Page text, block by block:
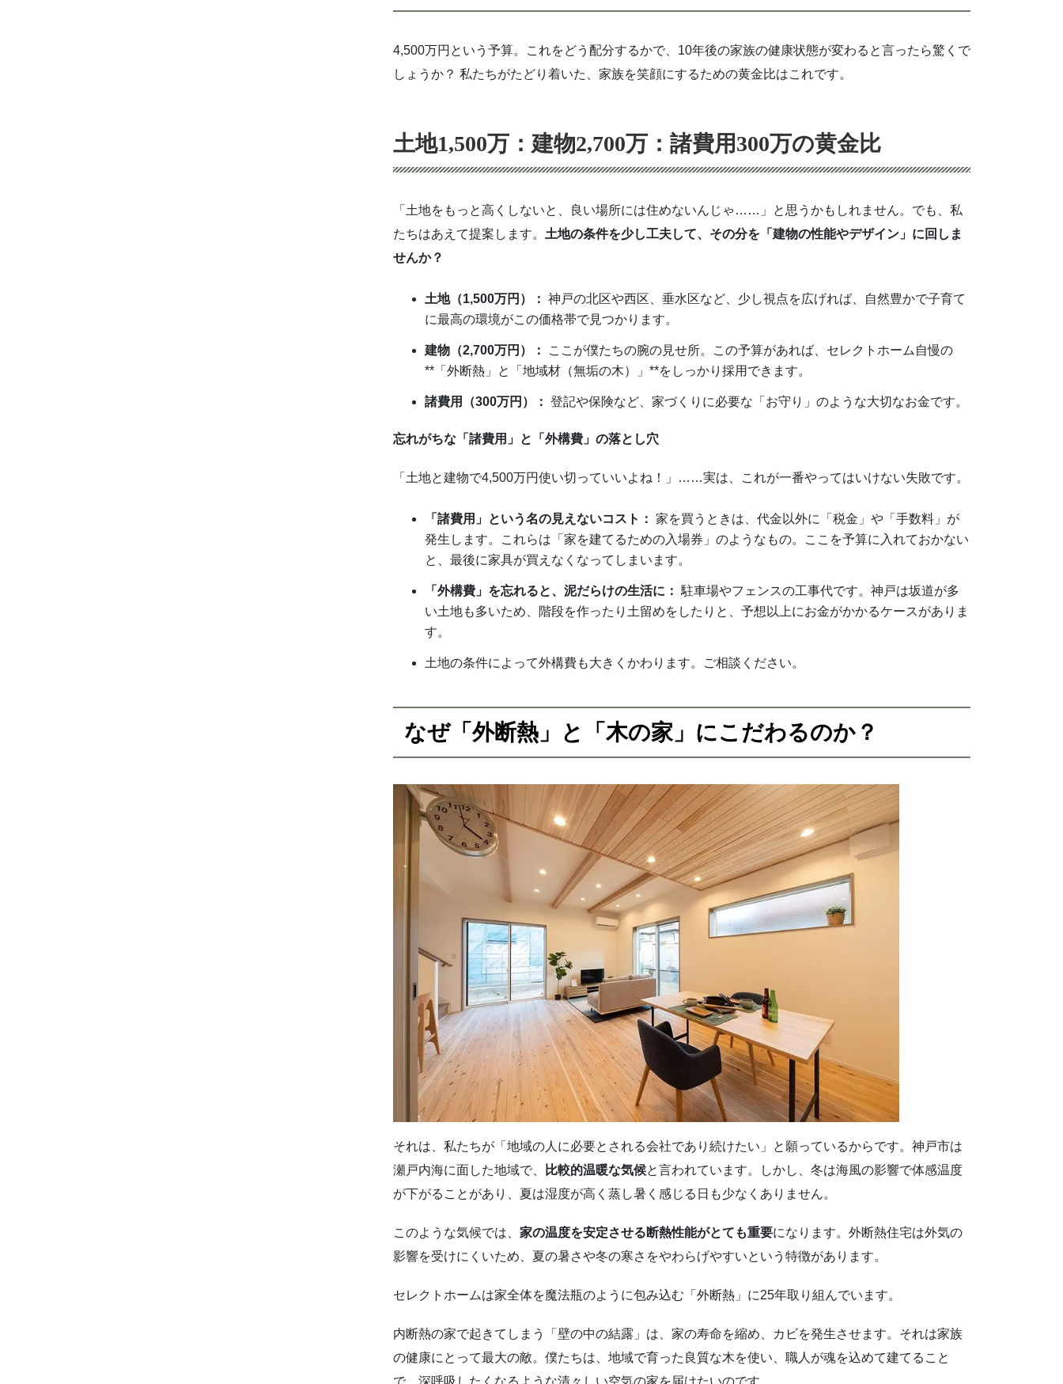
4,500万円という予算。これをどう配分するかで、10年後の家族の健康状態が変わると言ったら驚くで
しょうか？ 私たちがたどり着いた、家族を笑顔にするための黄金比はこれです。
土地1,500万：建物2,700万：諸費用300万の黄金比
「土地をもっと高くしないと、良い場所には住めないんじゃ……」と思うかもしれません。でも、私
たちはあえて提案します。 土地の条件を少し工夫して、その分を「建物の性能やデザイン」に回しま
せんか？
土地（1,500万円）： 神戸の北区や西区、垂水区など、少し視点を広げれば、自然豊かで子育て
に最高の環境がこの価格帯で見つかります。
建物（2,700万円）：
ここが僕たちの腕の見せ所。この予算があれば、セレクトホーム自慢の
**「外断熱」と「地域材（無垢の木）」**をしっかり採用できます。
諸費用（300万円）： 登記や保険など、家づくりに必要な「お守り」のような大切なお金です。
忘れがちな「諸費用」と「外構費」の落とし穴
「土地と建物で4,500万円使い切っていいよね！」……実は、これが一番やってはいけない失敗です。
「諸費用」という名の見えないコスト： 家を買うときは、代金以外に「税金」や「手数料」が
発生します。これらは「家を建てるための入場券」のようなもの。ここを予算に入れておかない
と、最後に家具が買えなくなってしまいます。
「外構費」を忘れると、泥だらけの生活に： 駐車場やフェンスの工事代です。神戸は坂道が多
い土地も多いため、階段を作ったり土留めをしたりと、予想以上にお金がかかるケースがありま
す。
土地の条件によって外構費も大きくかわります。ご相談ください。
なぜ「外断熱」と「木の家」にこだわるのか？
それは、私たちが「地域の人に必要とされる会社であり続けたい」と願っているからです。神戸市は
瀬戸内海に面した地域で、
比較的温暖な気候と言われています。しかし、冬は海風の影響で体感温度
が下がることがあり、夏は湿度が高く蒸し暑く感じる日も少なくありません。
このような気候では、 家の温度を安定させる断熱性能がとても重要になります。外断熱住宅は外気の
影響を受けにくいため、夏の暑さや冬の寒さをやわらげやすいという特徴があります。
セレクトホームは家全体を魔法瓶のように包み込む「外断熱」に25年取り組んでいます。
内断熱の家で起きてしまう「壁の中の結露」は、家の寿命を縮め、カビを発生させます。それは家族
の健康にとって最大の敵。僕たちは、地域で育った良質な木を使い、職人が魂を込めて建てること